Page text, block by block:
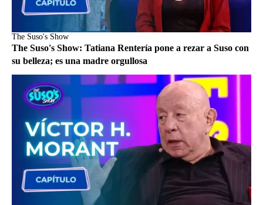
The Suso's Show
The Suso's Show: Tatiana Rentería pone a rezar a Suso con
su belleza; es una madre orgullosa